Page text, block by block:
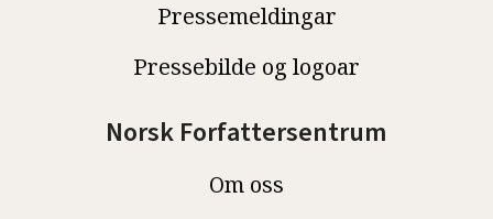
Pressemeldingar
Pressebilde og logoar
Norsk Forfattersentrum
Om oss